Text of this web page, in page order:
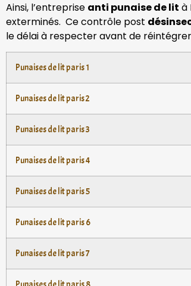
Ainsi, l’entreprise anti punaise de lit à
exterminés. Ce contrôle post
le délai à respecter avant de
Punaises de lit paris 1
Punaises de lit paris 2
Punaises de lit paris 3
Punaises de lit paris 4
Punaises de lit paris 5
Punaises de lit paris 6
Punaises de lit paris 7